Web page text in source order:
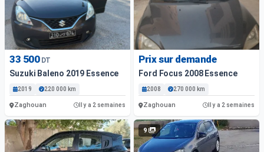
33 500 DT
Suzuki Baleno 2019 Essence
2019 220 000 km
Zaghouan Il y a 2 semaines
Prix sur demande
Ford Focus 2008 Essence
2008 270 000 km
Zaghouan Il y a 2 semaines
9